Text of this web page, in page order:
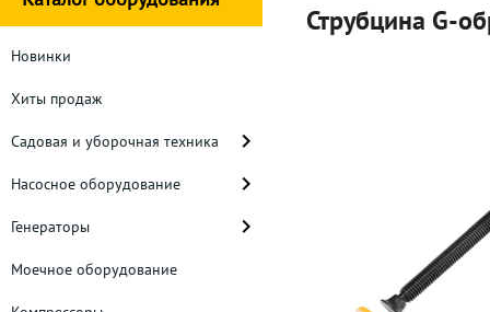
Новинки
Хиты продаж
Садовая и уборочная техника
Насосное оборудование
Генераторы
Моечное оборудование
Струбцина G-